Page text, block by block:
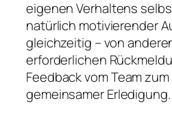
eigenen Verhaltens
natürlich motivierender
gleichzeitig – von
erforderlichen
Feedback vom Team
gemeinsamer Erledigung.